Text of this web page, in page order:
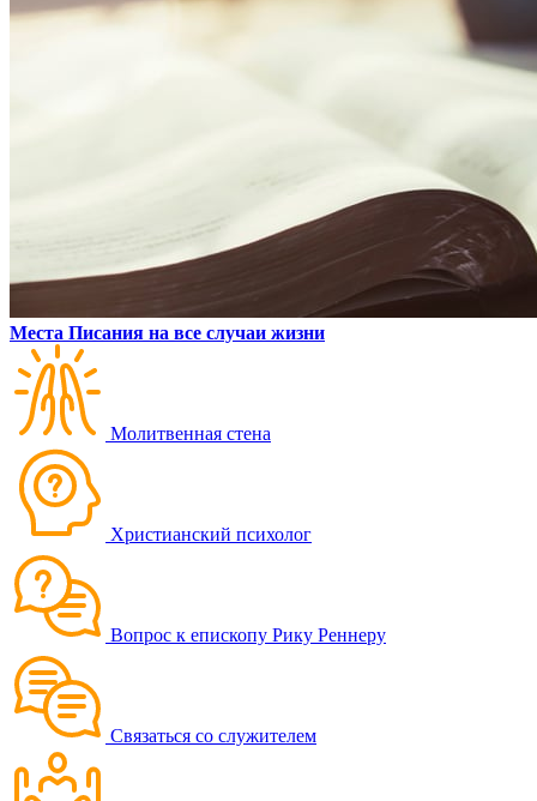
Места Писания на все случаи жизни
Молитвенная стена
Христианский психолог
Вопрос к епископу Рику Реннеру
Связаться со служителем